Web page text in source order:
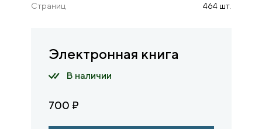
Страниц 464 шт.
Электронная книга
В наличии
700 ₽